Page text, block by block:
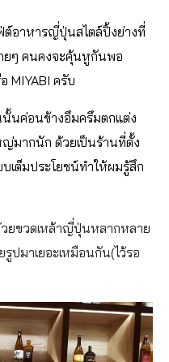
ต์อาหารญี่ปุ่นสไตล์ปิ้งย่างที่
ยๆ คนคงจะคุ้นหูกันพอ
MIYABI ครับ
ค่อนข้างอึมครึมตกแต่ง
ญ่มากนัก ด้วยเป็นร้านที่ตั้ง
เต็มประโยชน์ทำให้ผมรู้สึก
ยขวดเหล้าญี่ปุ่นหลากหลาย
ปมาเยอะเหมือนกัน(ไว้รอ